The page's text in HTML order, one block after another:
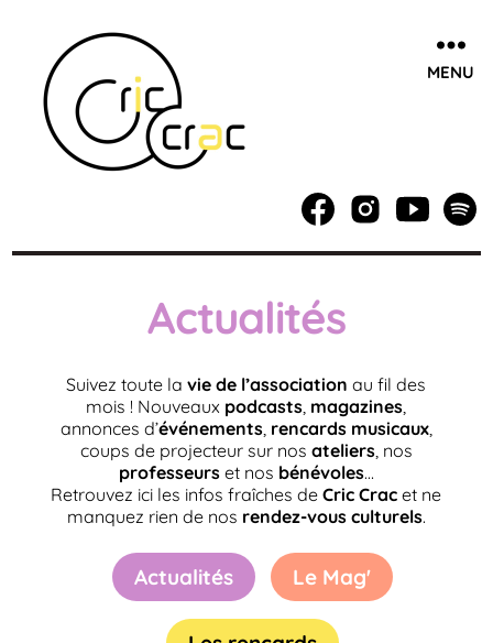
école
d'Ascq
Lille
MENU
Actualités
Suivez toute lavie de l’association au fil des
mois ! Nouveaux podcasts, magazines,
annonces d’événements, rencards musicaux,
coups de projecteur sur nos ateliers, nos
professeurset nos bénévoles…
Retrouvez ici les infos fraîches deCric Crac et ne
manquez rien de nos rendez-vous culturels.
Actualités Le Mag'